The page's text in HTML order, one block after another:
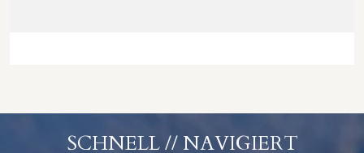
SCHNELL // NAVIGIERT